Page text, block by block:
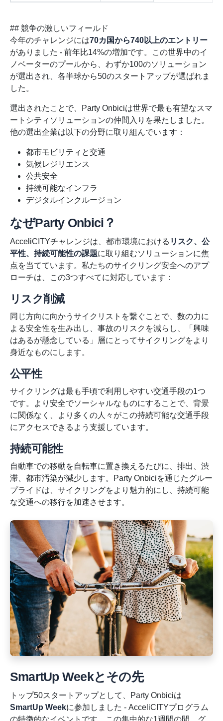
## 競争の激しいフィールド
今年のチャレンジには70カ国から740以上のエントリー
がありました - 前年比14%の増加です。この世界中のイ
ノベーターのプールから、わずか100のソリューション
が選出され、各半球から50のスタートアップが選ばれま
した。
選出されたことで、Party Onbiciは世界で最も有望なスマ
ートシティソリューションの仲間入りを果たしました。
他の選出企業は以下の分野に取り組んでいます：
都市モビリティと交通
気候レジリエンス
公共安全
持続可能なインフラ
デジタルインクルージョン
なぜParty Onbici？
AcceliCITYチャレンジは、都市環境における リスク、公
平性、持続可能性の課題に取り組むソリューションに焦
点を当てています。私たちのサイクリング安全へのアプ
ローチは、この3つすべてに対応しています：
リスク削減
同じ方向に向かうサイクリストを繋ぐことで、数の力に
よる安全性を生み出し、事故のリスクを減らし、「興味
はあるが懸念している」層にとってサイクリングをより
身近なものにします。
公平性
サイクリングは最も手頃で利用しやすい交通手段の1つ
です。より安全でソーシャルなものにすることで、背景
に関係なく、より多くの人々がこの持続可能な交通手段
にアクセスできるよう支援しています。
持続可能性
自動車での移動を自転車に置き換えるたびに、排出、渋
滞、都市汚染が減少します。Party Onbiciを通じたグルー
プライドは、サイクリングをより魅力的にし、持続可能
な交通への移行を加速させます。
SmartUp Weekとその先
トップ50スタートアップとして、Party Onbiciは
SmartUp Weekに参加しました - AcceliCITYプログラム